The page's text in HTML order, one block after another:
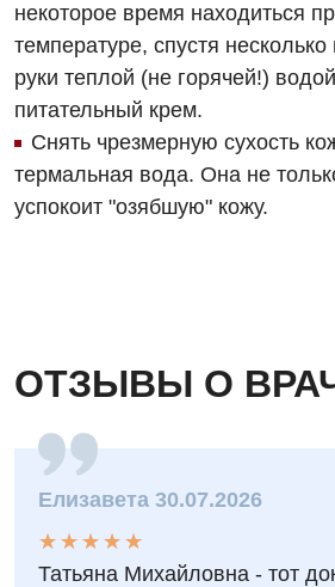
Нейрохирургия
Онкологическое отделение
Ортопедия и травматология
Отделение интенсивной терапии
Офтальмологическое отделение
Проктология
Сосудистая хирургия
некоторое время находиться
температуре, спустя
руки теплой (не горячей!)
питательный крем.
Снять чрезмерную сухость
термальная вода. Она не
успокоит "озябшую" кожу.
ОТЗЫВЫ О
Елизавета 30.07.2026
★
★
★
★
★
★ ★ ★ ★ ★
Татьяна Михайловна - тот